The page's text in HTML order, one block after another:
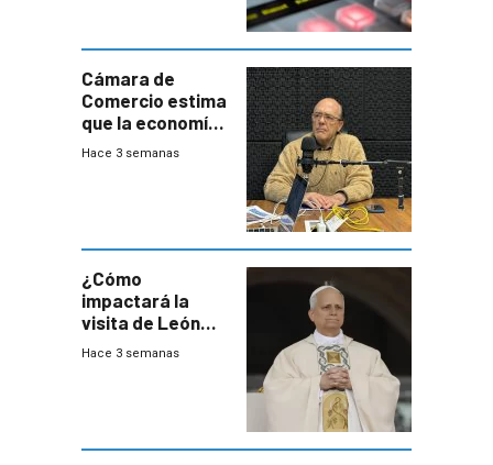
Cámara de
Comercio estima
que la economía
crecerá 1,6%
Hace 3 semanas
¿Cómo
impactará la
visita de León
XIV a Uruguay?
Hace 3 semanas